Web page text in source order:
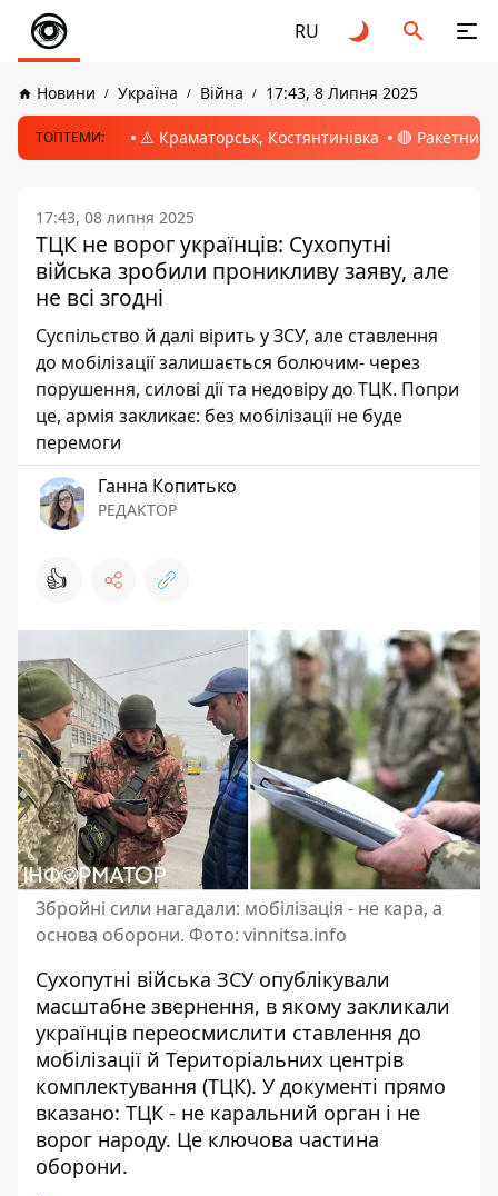
RU
Новини Україна Війна 17:43, 8 Липня 2025
ТОПТЕМИ: ⚠️ Краматорськ, Костянтинівка 🔴 Ракетний
17:43, 08 липня 2025
ТЦК не ворог українців: Сухопутні
війська зробили проникливу заяву, але
не всі згодні
Суспільство й далі вірить у ЗСУ, але ставлення
до мобілізації залишається болючим- через
порушення, силові дії та недовіру до ТЦК. Попри
це, армія закликає: без мобілізації не буде
перемоги
Ганна Копитько
РЕДАКТОР
👍
Збройні сили нагадали: мобілізація - не кара, а
основа оборони. Фото: vinnitsa.infо
Сухопутні війська ЗСУ опублікували
масштабне звернення, в якому закликали
українців переосмислити ставлення до
мобілізації й Територіальних центрів
комплектування (ТЦК). У документі прямо
вказано: ТЦК - не каральний орган і не
ворог народу. Це ключова частина
оборони.